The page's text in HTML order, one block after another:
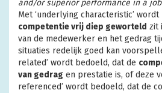
and/or superior performance in a
Met ‘underlying characteristic’
competentie vrij diep geworteld zit
van de medewerker en het gedrag
situaties redelijk goed kan
related’ wordt bedoeld, dat de
van gedrag en prestatie is, of deze
referenced’ wordt bedoeld, dat de